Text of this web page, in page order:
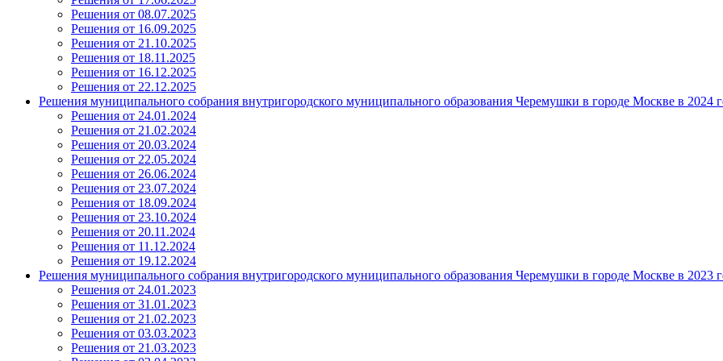
Решения от 08.07.2025
Решения от 16.09.2025
Решения от 21.10.2025
Решения от 18.11.2025
Решения от 16.12.2025
Решения от 22.12.2025
Решения муниципального собрания внутригородского муниципального образования Черемушки в городе Москве в 2024
Решения от 24.01.2024
Решения от 21.02.2024
Решения от 20.03.2024
Решения от 22.05.2024
Решения от 26.06.2024
Решения от 23.07.2024
Решения от 18.09.2024
Решения от 23.10.2024
Решения от 20.11.2024
Решения от 11.12.2024
Решения от 19.12.2024
Решения муниципального собрания внутригородского муниципального образования Черемушки в городе Москве в 2023
Решения от 24.01.2023
Решения от 31.01.2023
Решения от 21.02.2023
Решения от 03.03.2023
Решения от 21.03.2023